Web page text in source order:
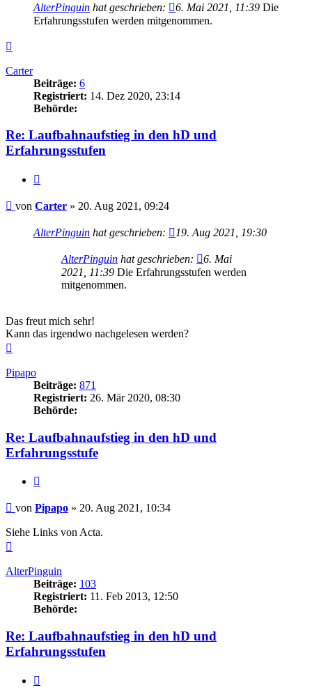
AlterPinguin hat geschrieben: 6. Mai 2021, 11:39 Die
Erfahrungsstufen werden mitgenommen.
Carter
Beiträge: 6
Registriert: 14. Dez 2020, 23:14
Behörde:
Re: Laufbahnaufstieg in den hD und
Erfahrungsstufen
Beitrag
von Carter » 20. Aug 2021, 09:24
AlterPinguin hat geschrieben: 19. Aug 2021, 19:30
AlterPinguin hat geschrieben:
6. Mai
2021, 11:39 Die Erfahrungsstufen werden
mitgenommen.
Das freut mich sehr!
Kann das irgendwo nachgelesen werden?
Pipapo
Beiträge: 871
Registriert: 26. Mär 2020, 08:30
Behörde:
Re: Laufbahnaufstieg in den hD und
Erfahrungsstufe
Beitrag
von Pipapo » 20. Aug 2021, 10:34
Siehe Links von Acta.
AlterPinguin
Beiträge: 103
Registriert: 11. Feb 2013, 12:50
Behörde:
Re: Laufbahnaufstieg in den hD und
Erfahrungsstufen